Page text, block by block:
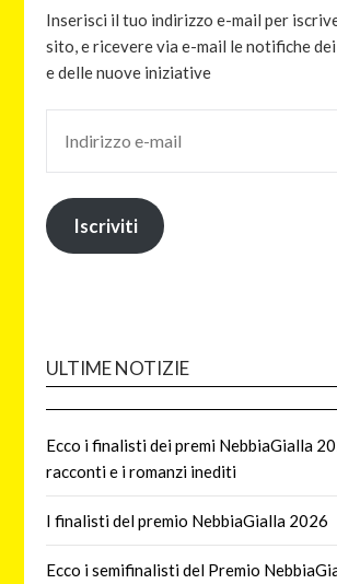
Inserisci il tuo indirizzo e-mail per
sito, e ricevere via e-mail le notifiche
e delle nuove iniziative
Iscriviti
ULTIME NOTIZIE
Ecco i finalisti dei premi NebbiaGialla
racconti e i romanzi inediti
I finalisti del premio NebbiaGialla 2026
Ecco i semifinalisti del Premio